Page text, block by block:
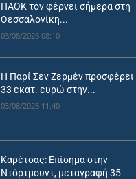
ΠΑΟΚ τον φέρνει σήμερα στη
Θεσσαλονίκη...
03/08/2026 08:10
Η Παρί Σεν Ζερμέν προσφέρει
33 εκατ. ευρώ στην...
03/08/2026 11:40
Καρέτσας: Επίσημα στην
Ντόρτμουντ, μεταγραφή 35